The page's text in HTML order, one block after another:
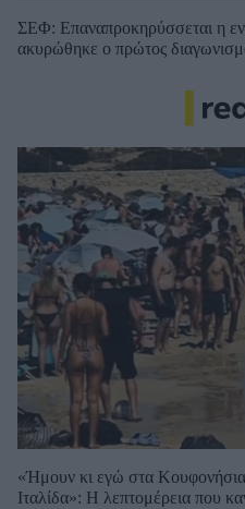
ΣΕΦ: Επαναπροκηρύσσεται η
ακυρώθηκε ο πρώτος
«Ήμουν κι εγώ στα Κουφονήσια
Ιταλίδα»: Η λεπτομέρεια που